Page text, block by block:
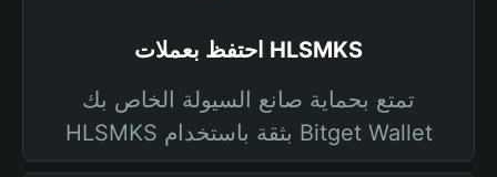
احتفظ بعملات HLSMKS
تمتع بحماية صانع السيولة الخاص بك
HLSMKS بثقة باستخدام Bitget Wallet